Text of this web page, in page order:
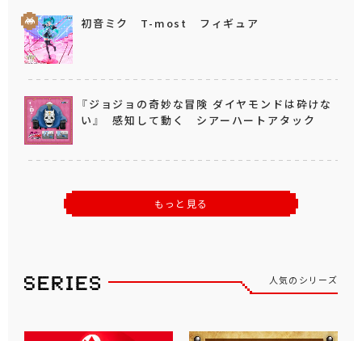
初音ミク T-most フィギュア
『ジョジョの奇妙な冒険 ダイヤモンドは砕けな
い』 感知して動く シアーハートアタック
もっと見る
人気のシリーズ